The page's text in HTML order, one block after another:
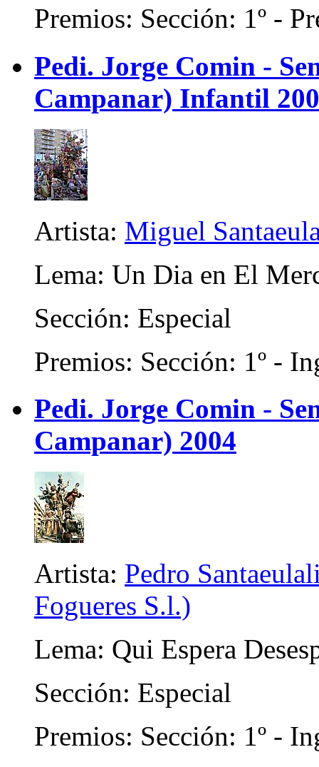
Premios: Sección: 1º -
Pedi. Jorge Comin -
Campanar) Infantil
Artista: Miguel
Lema: Un Dia en El
Sección: Especial
Premios: Sección: 1º -
Pedi. Jorge Comin -
Campanar) 2004
Artista: Pedro
Fogueres S.l.)
Lema: Qui Espera
Sección: Especial
Premios: Sección: 1º -